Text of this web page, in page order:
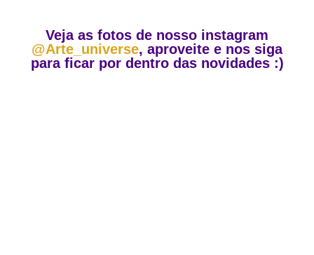
Veja as fotos de nosso instagram
@Arte_universe, aproveite e nos siga
para ficar por dentro das novidades :)